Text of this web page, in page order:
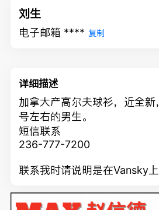
刘生
电子邮箱 **** 复制
详细描述
加拿大产高尔夫球衫，近全
号左右的男生。
短信联系
236-777-7200
联系我时请说明是在Vansky上